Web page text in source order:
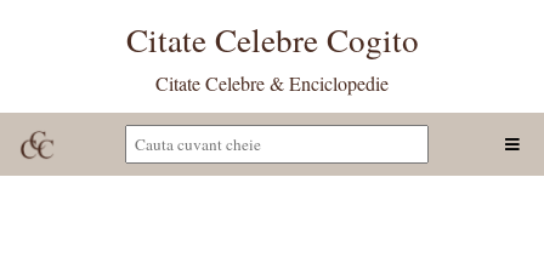
Citate Celebre Cogito
Citate Celebre & Enciclopedie